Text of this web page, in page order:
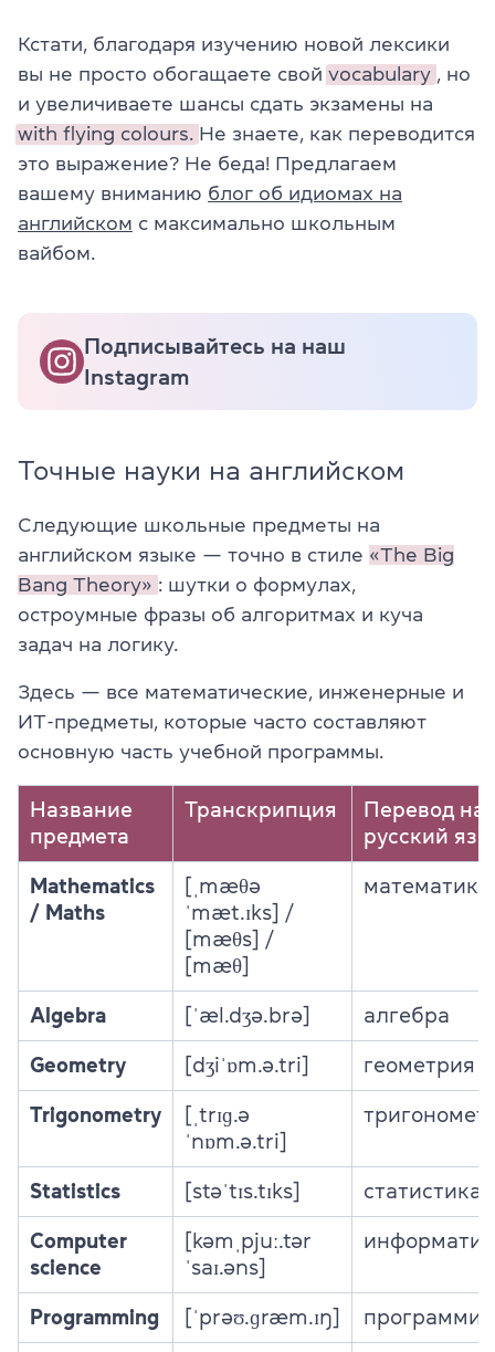
Кстати, благодаря изучению новой лексики
вы не просто обогащаете свой vocabulary
, но
и увеличиваете шансы сдать экзамены на
with flying colours.
Не знаете, как переводится
это выражение? Не беда! Предлагаем
вашему вниманию блог об идиомах на
английском с максимально школьным
вайбом.
Подписывайтесь на наш
Instagram
Точные науки на английском
Следующие школьные предметы на
английском языке — точно в стиле «The Big
Bang Theory» : шутки о формулах,
остроумные фразы об алгоритмах и куча
задач на логику.
Здесь — все математические, инженерные и
ИТ-предметы, которые часто составляют
основную часть учебной программы.
Название
предмета
Транскрипция
Перевод на
русский
Mathematics
/ Maths
[ˌmæθə
ˈmæt.ɪks] /
[mæθs] /
[mæθ]
математика
Algebra [ˈæl.dʒə.brə] алгебра
Geometry [dʒiˈɒm.ə.tri] геометрия
Trigonometry
[ˌtrɪɡ.ə
ˈnɒm.ə.tri]
Statistics [stəˈtɪs.tɪks] статистика
Computer
science
[kəmˌpjuː.tər
ˈsaɪ.əns]
Programming [ˈprəʊ.ɡræm.ɪŋ]